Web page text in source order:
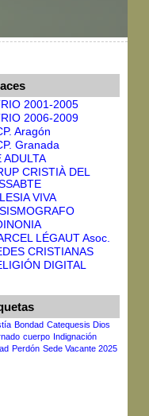
2001-2005
2006-2009
Aragón
Granada
ADULTA
CRISTIÀ DEL
VIVA
SISMOGRAFO
LÉGAUT Asoc.
CRISTIANAS
DIGITAL
Bondad Catequesis Dios
cuerpo Indignación
Perdón Sede Vacante 2025